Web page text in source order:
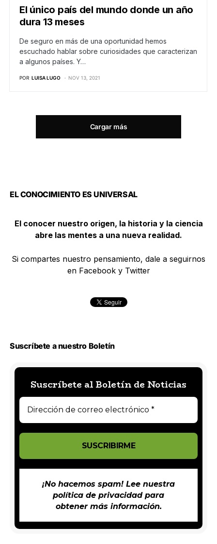
El único país del mundo donde un año
dura 13 meses
De seguro en más de una oportunidad hemos
escuchado hablar sobre curiosidades que caracterizan
a algunos países. Y…
POR LUISA LUGO NOV 13, 2021
Cargar más
EL CONOCIMIENTO ES UNIVERSAL
El conocer nuestro origen, la historia y la ciencia
abre las mentes a una nueva realidad.
Si compartes nuestro pensamiento, dale a seguirnos
en Facebook y Twitter
Suscríbete a nuestro Boletín
Suscríbete al Boletín de Noticias
¡No hacemos spam! Lee nuestra
política de privacidadpara
obtener más información.